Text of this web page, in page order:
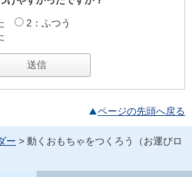
2：ふつう
ページの先頭へ戻る
ー > 動くおもちゃをつくろう（お運びロ